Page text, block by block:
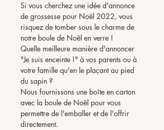
Si vous cherchez une idée d'annonce
de grossesse pour Noël 2022, vous
risquez de tomber sous le charme de
notre boule de Noël en verre !
Quelle meilleure manière d'annoncer
"Je suis enceinte !" à vos parents ou à
votre famille qu'en le plaçant au pied
du sapin ?
Nous fournissons une boîte en carton
avec la boule de Noël pour vous
permettre de l'emballer et de l'offrir
directement.